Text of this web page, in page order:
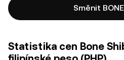
Směnit
Statistika cen Bone